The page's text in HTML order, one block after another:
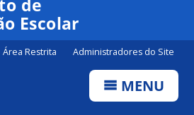
de
Escolar
Área Restrita Administradores do Site
MENU